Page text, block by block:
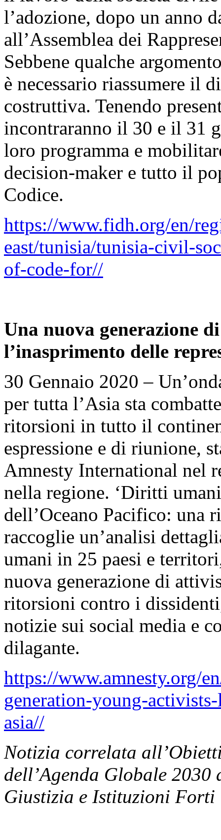
l’adozione, dopo un anno
all’Assemblea dei
Sebbene qualche
è necessario riassumere il
costruttiva. Tenendo
incontraranno il 30 e il 31
loro programma e
decision-maker e tutto il
Codice.
https://www.fidh.org/en/
east/tunisia/tunisia-civil-
of-code-for//
Una nuova generazione
l’inasprimento delle
30 Gennaio 2020 –
per tutta l’Asia sta
ritorsioni in tutto il
espressione e di riunione,
Amnesty International nel
nella regione. ‘Diritti
dell’Oceano Pacifico: una
raccoglie un’analisi
umani in 25 paesi e
nuova generazione di
ritorsioni contro i
notizie sui social media e
dilagante.
https://www.amnesty.org/
generation-young-
asia//
Notizia correlata
dell’Agenda Globale
Giustizia e Istituzioni Forti